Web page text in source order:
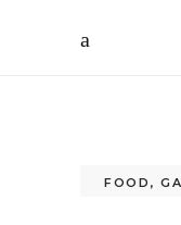
FOOD ,